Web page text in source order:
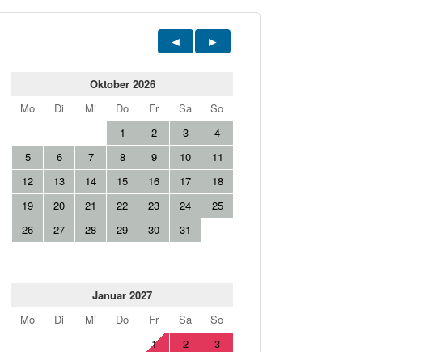
Oktober 2026
Mo
Di Mi Do Fr Sa
So
1
2 3
4
5
6 7 8 9 10
11
12
13 14 15 16 17
18
19
20 21 22 23 24
25
26
27 28 29 30 31
Januar 2027
Mo
Di Mi Do Fr Sa
So
1
2
3